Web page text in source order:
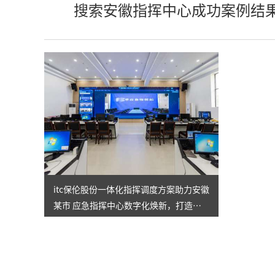
搜索安徽指挥中心成功案例结
itc保伦股份一体化指挥调度方案助力安徽
某市 应急指挥中心数字化焕新，打造多